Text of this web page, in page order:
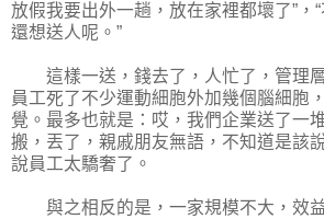
放假我要出外一趟，放在家裡都壞了”，
還想送人呢。”
這樣一送，錢去了，人忙了，管理層
員工死了不少運動細胞外加幾個腦細胞
覺。最多也就是：哎，我們企業送了一
搬，丟了，親戚朋友無語，不知道是該
說員工太驕奢了。
與之相反的是，一家規模不大，效益